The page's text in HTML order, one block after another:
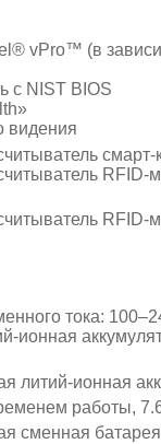
vPro™ (в
с NIST BIOS
видения
смарт-
RFID-
RFID-
тока:
ионная
литий-ионная
работы,
сменная